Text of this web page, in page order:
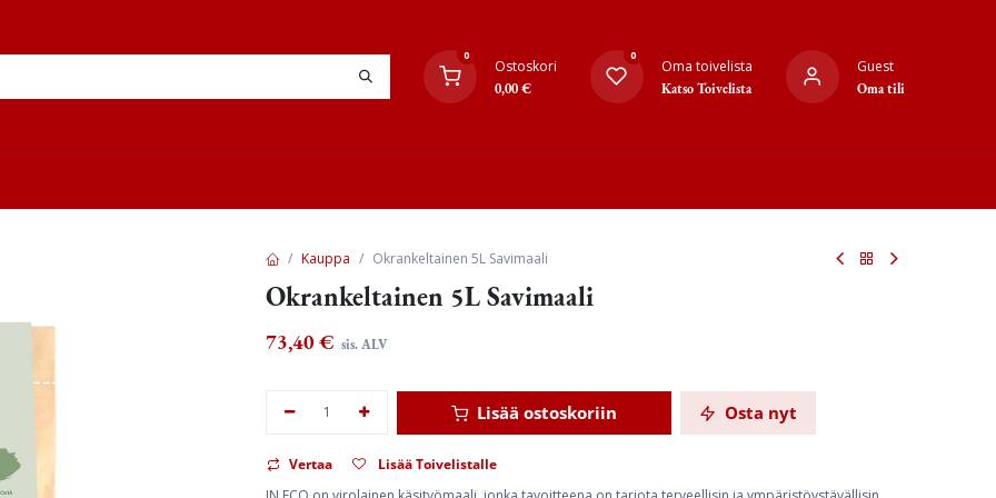
0
Ostoskori
0,00€
0
Oma toivelista
Katso Toivelista
Guest
Oma tili
Kauppa Okrankeltainen 5L Savimaali
Okrankeltainen 5L Savimaali
73,40 € sis. ALV
Lisää ostoskoriin Osta nyt
Vertaa
Lisää Toivelistalle